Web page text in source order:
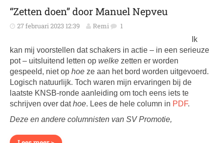
“Zetten doen” door Manuel Nepveu
27 februari 2023 12:39 Remi 1
Ik
kan mij voorstellen dat schakers in actie – in een serieuze
pot – uitsluitend letten op welke zetten er worden
gespeeld, niet op hoe ze aan het bord worden uitgevoerd.
Logisch natuurlijk. Toch waren mijn ervaringen bij de
laatste KNSB-ronde aanleiding om toch eens iets te
schrijven over dathoe. Lees de hele column in PDF.
Deze en andere columnisten van SV Promotie,